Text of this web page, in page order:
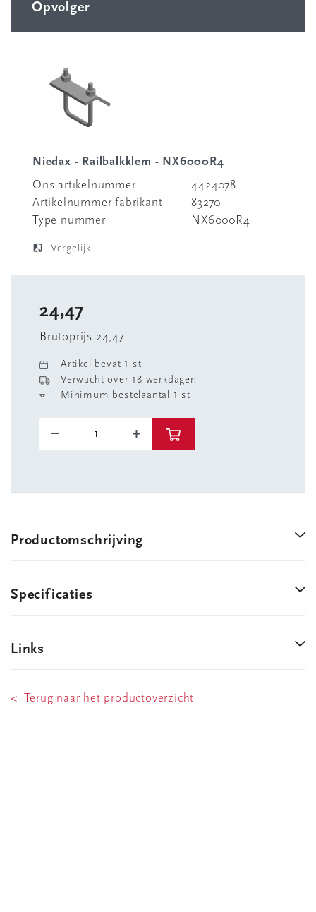
Opvolger
Niedax - Railbalkklem - NX6000R4
Ons artikelnummer
4424078
Artikelnummer fabrikant
83270
Type nummer
NX6000R4
Vergelijk
24,47
Brutoprijs 24,47
Artikel bevat 1 st
Verwacht over 18 werkdagen
Minimum bestelaantal 1 st
Productomschrijving
Specificaties
Links
< Terug naar het productoverzicht